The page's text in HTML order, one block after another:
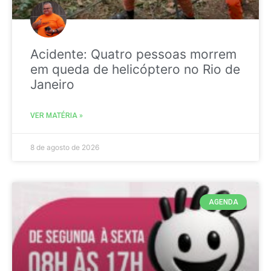
Acidente: Quatro pessoas morrem
em queda de helicóptero no Rio de
Janeiro
VER MATÉRIA »
8 de agosto de 2026
AGENDA